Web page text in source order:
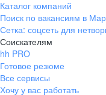
Каталог компаний
Поиск по вакансиям в
Сетка: соцсеть для
Соискателям
hh PRO
Готовое резюме
Все сервисы
Хочу у вас работать